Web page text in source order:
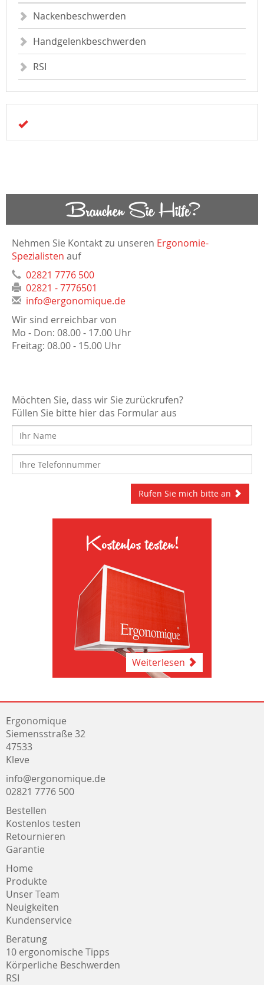
Nackenbeschwerden
Handgelenkbeschwerden
RSI
Brauchen Sie Hilfe?
Nehmen Sie Kontakt zu unseren Ergonomie-
Spezialisten auf
02821 7776 500
02821 - 7776501
info@ergonomique.de
Wir sind erreichbar von
Mo - Don: 08.00 - 17.00 Uhr
Freitag: 08.00 - 15.00 Uhr
Möchten Sie, dass wir Sie zurückrufen?
Füllen Sie bitte hier das Formular aus
Rufen Sie mich bitte an
Kostenlos testen!
Weiterlesen
Ergonomique
Siemensstraße 32
47533
Kleve
info@ergonomique.de
02821 7776 500
Bestellen
Kostenlos testen
Retournieren
Garantie
Home
Produkte
Unser Team
Neuigkeiten
Kundenservice
Beratung
10 ergonomische Tipps
Körperliche Beschwerden
RSI